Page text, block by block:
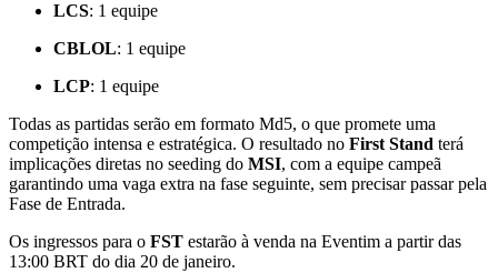
LCS: 1 equipe
CBLOL: 1 equipe
LCP: 1 equipe
Todas as partidas serão em formato Md5, o que promete uma
competição intensa e estratégica. O resultado no First Stand terá
implicações diretas no seeding do MSI, com a equipe campeã
garantindo uma vaga extra na fase seguinte, sem precisar passar pela
Fase de Entrada.
Os ingressos para o FST estarão à venda na Eventim a partir das
13:00 BRT do dia 20 de janeiro.